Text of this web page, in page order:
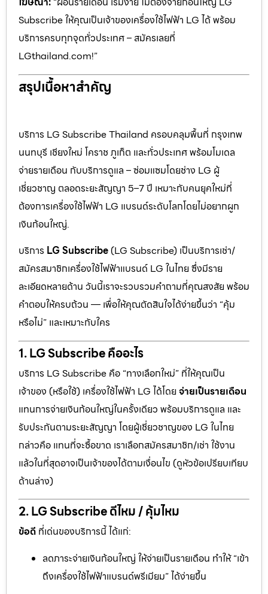
Subscribe ให้คุณเป็นเจ้าของเครื่องใช้ไฟฟ้า LG ได้ พร้อม
บริการครบทุกจุดทั่วประเทศ – สมัครเลยที่
LGthailand.com!”
สรุปเนื้อหาสำคัญ
บริการ LG Subscribe Thailand ครอบคลุมพื้นที่ กรุงเทพ
นนทบุรี เชียงใหม่ โคราช ภูเก็ต และทั่วประเทศ พร้อมโมเดล
จ่ายรายเดือน กับบริการดูแล – ซ่อมแซมโดยช่าง LG ผู้
เชี่ยวชาญ ตลอดระยะสัญญา 5–7 ปี เหมาะกับคนยุคใหม่ที่
ต้องการเครื่องใช้ไฟฟ้า LG แบรนด์ระดับโลกโดยไม่อยากผูก
เงินก้อนใหญ่.
บริการ LG Subscribe(LG Subscribe) เป็นบริการเช่า/
สมัครสมาชิกเครื่องใช้ไฟฟ้าแบรนด์ LG ในไทย ซึ่งมีราย
ละเอียดหลายด้าน วันนี้เราจะรวบรวมคำถามที่คุณสงสัย พร้อม
คำตอบให้ครบถ้วน — เพื่อให้คุณตัดสินใจได้ง่ายขึ้นว่า “คุ้ม
หรือไม่” และเหมาะกับใคร
1. LG Subscribe คืออะไร
บริการ LG Subscribe คือ “ทางเลือกใหม่” ที่ให้คุณเป็น
เจ้าของ (หรือใช้) เครื่องใช้ไฟฟ้า LG ได้โดย จ่ายเป็นรายเดือน
แทนการจ่ายเงินก้อนใหญ่ในครั้งเดียว พร้อมบริการดูแล และ
รับประกันตามระยะสัญญา โดยผู้เชี่ยวชาญของ LG ในไทย
กล่าวคือ แทนที่จะซื้อขาด เราเลือกสมัครสมาชิก/เช่า ใช้งาน
แล้วในที่สุดอาจเป็นเจ้าของได้ตามเงื่อนไข (ดูหัวข้อเปรียบเทียบ
ด้านล่าง)
2. LG Subscribe ดีไหม / คุ้มไหม
ข้อดี ที่เด่นของบริการนี้ ได้แก่:
ลดภาระจ่ายเงินก้อนใหญ่ ให้จ่ายเป็นรายเดือน ทำให้ “เข้า
ถึงเครื่องใช้ไฟฟ้าแบรนด์พรีเมียม” ได้ง่ายขึ้น